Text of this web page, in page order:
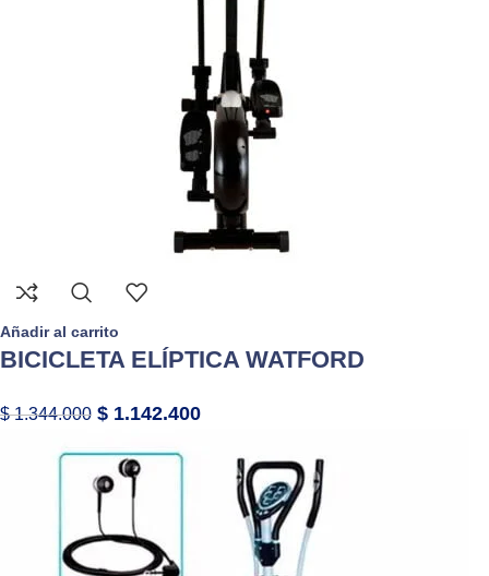
Añadir al carrito
BICICLETA ELÍPTICA WATFORD
$1.344.000 $ 1.142.400